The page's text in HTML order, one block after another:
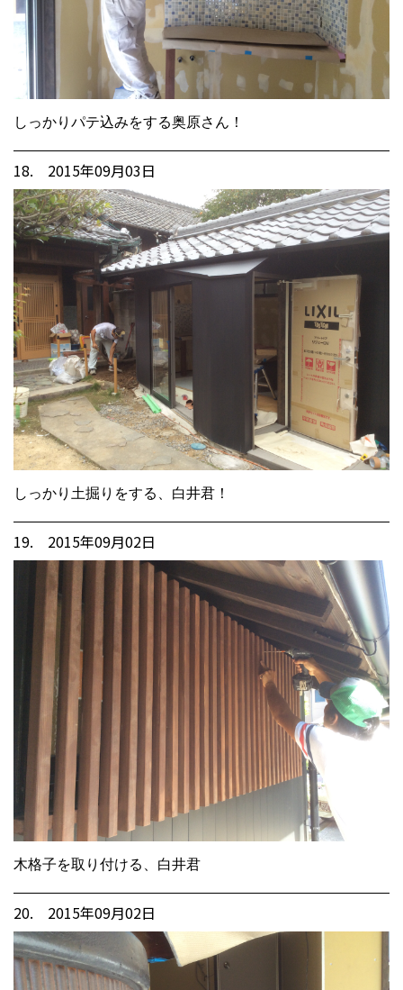
しっかりパテ込みをする奥原さん！
18. 2015年09月03日
しっかり土掘りをする、白井君！
19. 2015年09月02日
木格子を取り付ける、白井君
20. 2015年09月02日